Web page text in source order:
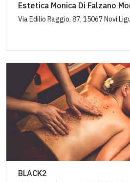
Estetica Monica Di Falzano
Via Edilio Raggio, 87, 15067 Novi
BLACK2